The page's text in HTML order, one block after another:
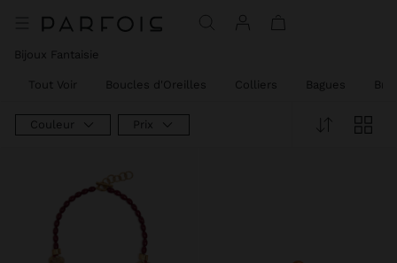
Bijoux Fantaisie
Tout Voir Boucles d'Oreilles Colliers Bagues
Couleur Prix